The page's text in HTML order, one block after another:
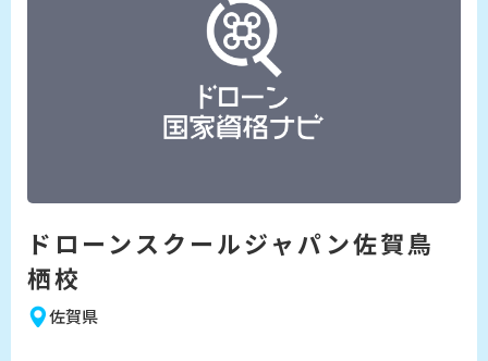
ドローンスクールジャパン佐賀鳥
栖校
佐賀県